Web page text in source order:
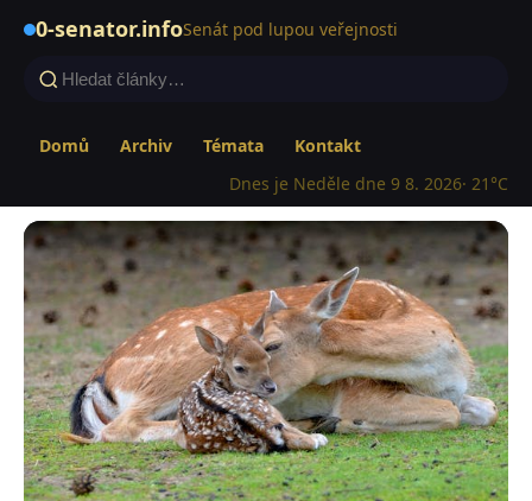
0-senator.infoSenát pod lupou veřejnosti
Domů Archiv Témata
Kontakt
Dnes je Neděle dne 9 8. 2026· 21°C